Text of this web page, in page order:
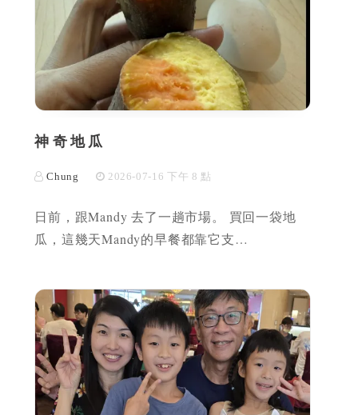
神奇地瓜
Chung 2026-07-16 下午 8 點
日前，跟Mandy 去了一趟市場。 買回一袋地
瓜，這幾天Mandy的早餐都靠它支…